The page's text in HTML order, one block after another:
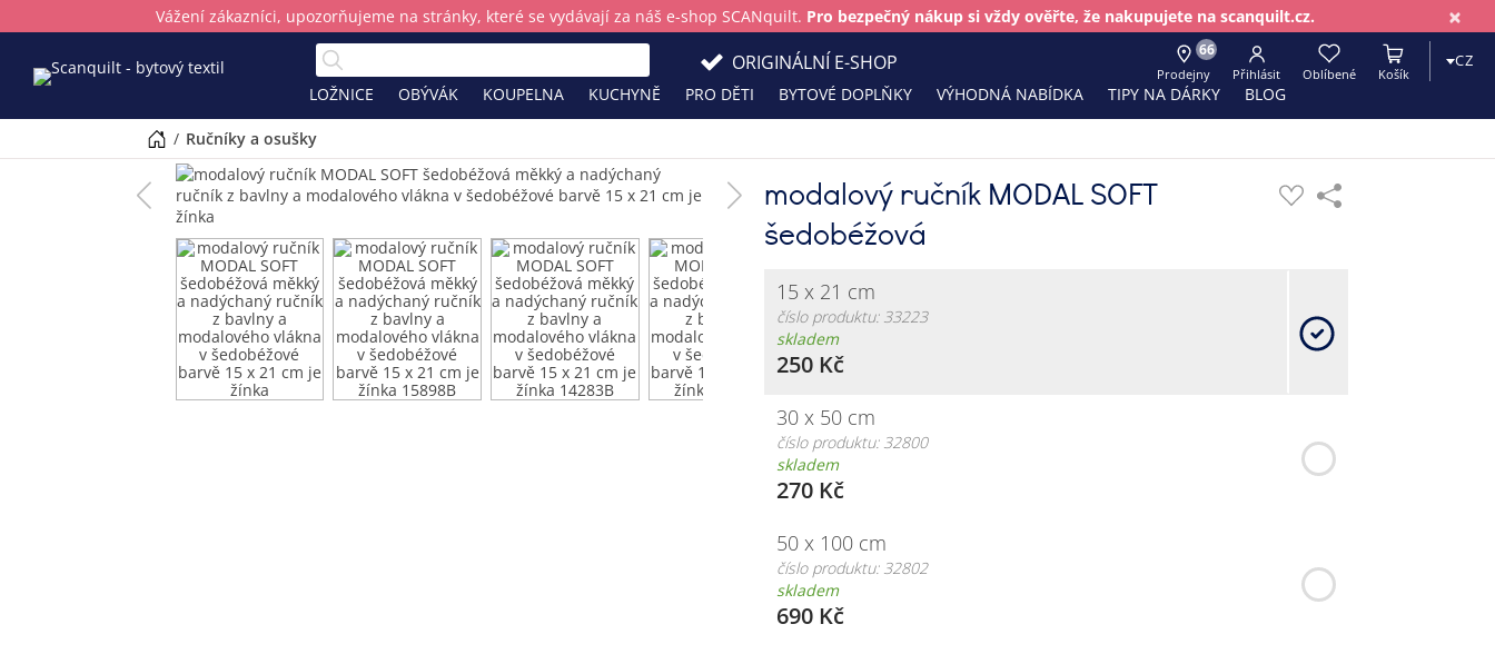
×
Vážení zákazníci, upozorňujeme na stránky, které se vydávají za náš e-shop SCANquilt. Pro bezpečný nákup si vždy ověřte, že nakupujete na scanquilt.cz.
LOŽNICE OBÝVÁK KOUPELNA KUCHYNĚ PRO DĚTI BYTOVÉ DOPLŇKY VÝHODNÁ NABÍDKA TIPY NA DÁRKY BLOG
66
Prodejny Přihlásit Oblíbené Košík
CZ
ORIGINÁLNÍ E-SHOP
/ ručníky a osušky
modalový ručník MODAL SOFT
šedobéžová
15 x 21 cm
číslo produktu: 33223
skladem
250 Kč
30 x 50 cm
číslo produktu: 32800
skladem
270 Kč
50 x 100 cm
číslo produktu: 32802
skladem
690 Kč